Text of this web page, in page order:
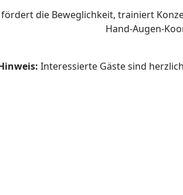
die Beweglichkeit, trainiert
Hand-Augen-
Interessierte Gäste sind